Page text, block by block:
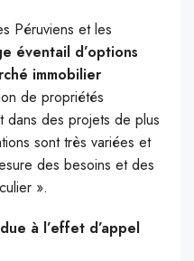
Péruviens et les
éventail d’options
immobilier
de propriétés
dans des projets de plus
sont très variées et
des besoins et des
».
à l’effet d’appel